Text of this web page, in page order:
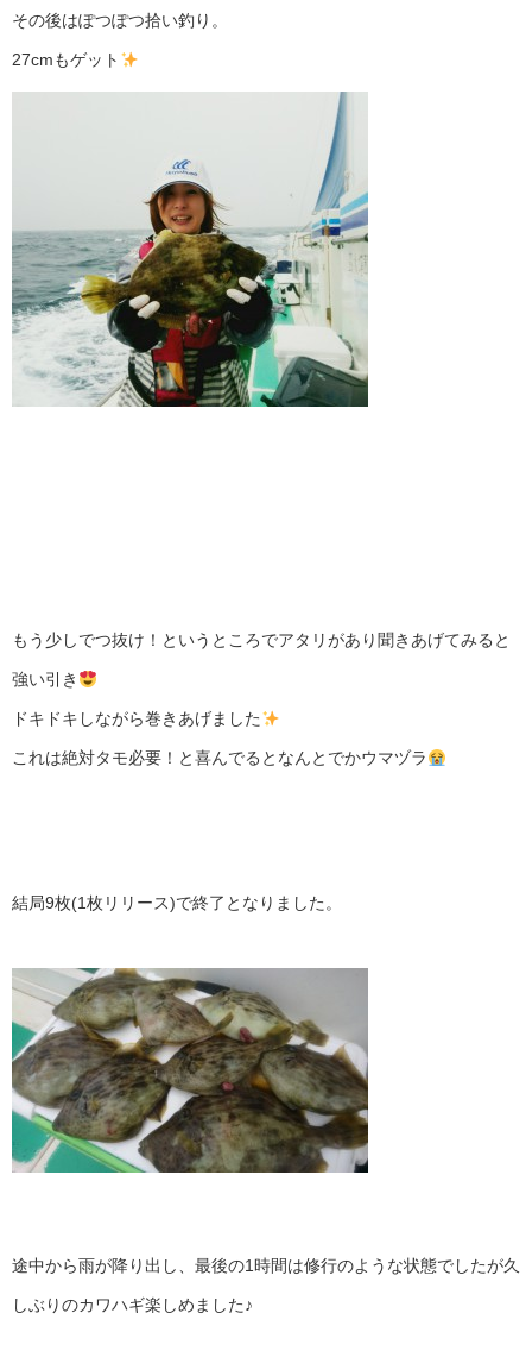
その後はぽつぽつ拾い釣り。
27cmもゲット
もう少しでつ抜け！というところでアタリがあり聞きあげてみると
強い引き
ドキドキしながら巻きあげました
これは絶対タモ必要！と喜んでるとなんとでかウマヅラ
結局9枚(1枚リリース)で終了となりました。
途中から雨が降り出し、最後の1時間は修行のような状態でしたが久
しぶりのカワハギ楽しめました♪